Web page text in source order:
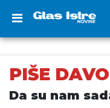
PIŠE
Da su nam